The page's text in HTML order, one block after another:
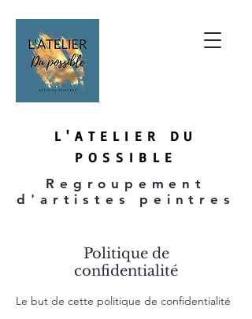
L'ATE LIER DU
P OSSIBLE
Regroupement
d'artistes peintres
Politique de
confidentialité
Le but de cette politique de confidentialité